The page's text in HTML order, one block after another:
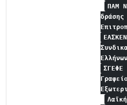
ΠΑΜ
δράσης
ΣΓΕΦΕ